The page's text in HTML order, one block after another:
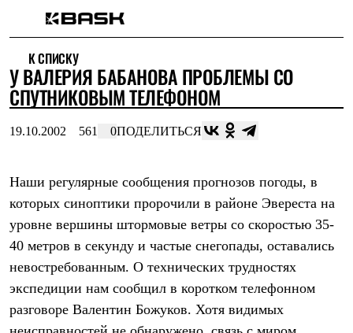
Интернет-магазин
Мужская одежда
Утепленная пухом
Куртки
Жилеты
Куртки
Штормовая одежда
Куртки
Брюки
Софтшелл одежда
Куртки
Брюки
Флисовая одежда
Куртки
Брюки
К СПИСКУ
У ВАЛЕРИЯ БАБАНОВА ПРОБЛЕМЫ СО
СПУТНИКОВЫМ ТЕЛЕФОНОМ
19.10.2002 561 0ПОДЕЛИТЬСЯ
Наши регулярные сообщения прогнозов погоды, в
которых синоптики пророчили в районе Эвереста на
уровне вершины штормовые ветры со скоростью 35-
40 метров в секунду и частые снегопады, оставались
невостребованным. О технических трудностях
экспедиции нам сообщил в коротком телефонном
разговоре Валентин Божуков. Хотя видимых